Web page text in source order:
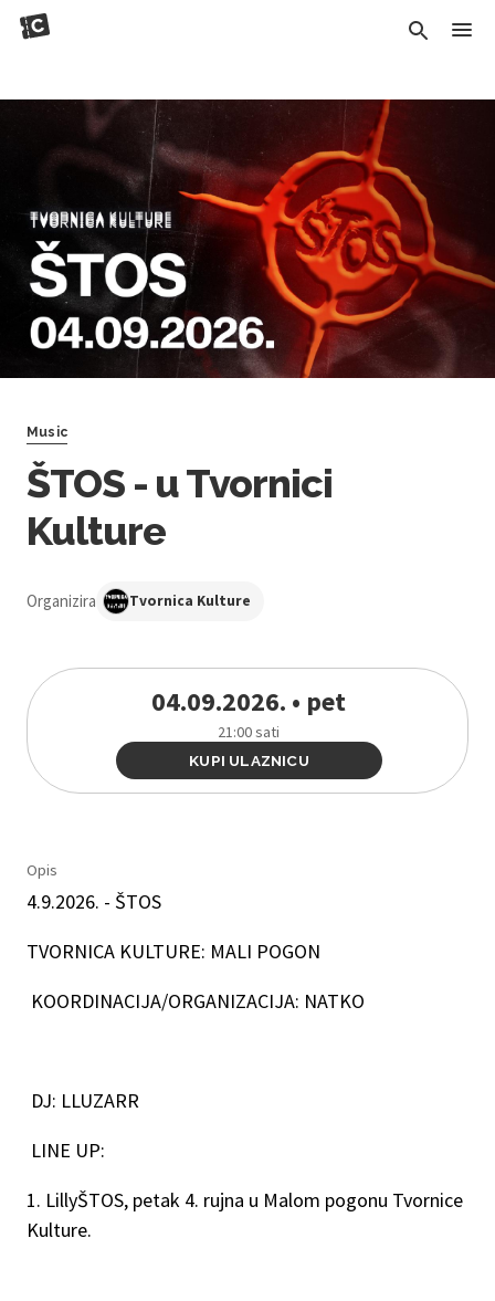
Music
ŠTOS - u Tvornici
Kulture
Organizira Tvornica Kulture
04.09.2026. • pet
21:00 sati
KUPI ULAZNICU
Opis
4.9.2026. - ŠTOS
TVORNICA KULTURE: MALI POGON
KOORDINACIJA/ORGANIZACIJA: NATKO
DJ: LLUZARR
LINE UP:
1. LillyŠTOS, petak 4. rujna u Malom pogonu Tvornice
Kulture.